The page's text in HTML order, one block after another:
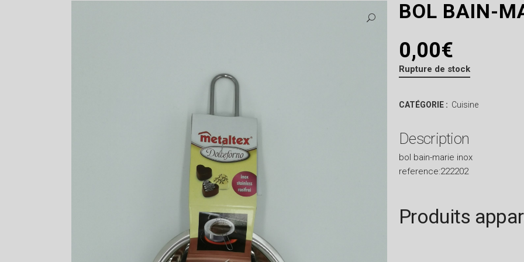
BOL BAIN-
0,00€
Rupture de stock
CATÉGORIE : Cuisine
Description
bol bain-marie inox
reference:222202
Produits